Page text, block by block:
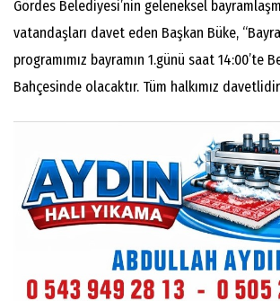
Gördes Belediyesi’nin geleneksel
vatandaşları davet eden Başkan Büke,
programımız bayramın 1.günü saat 14:00’te
Bahçesinde olacaktır. Tüm halkımız